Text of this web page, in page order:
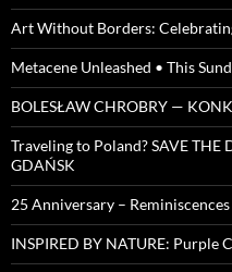
Art Without Borders:
Metacene Unleashed • This
BOLESŁAW CHROBRY —
Traveling to Poland? SAVE THE
GDAŃSK
25 Anniversary –
INSPIRED BY NATURE: Purple